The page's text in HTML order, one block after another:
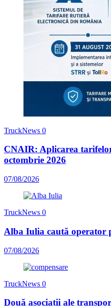
TruckNews 0
CNAIR: Aplicarea
octombrie 2026
07/08/2026
TruckNews 0
Alba Iulia caută operator
07/08/2026
TruckNews 0
Două asociații ale